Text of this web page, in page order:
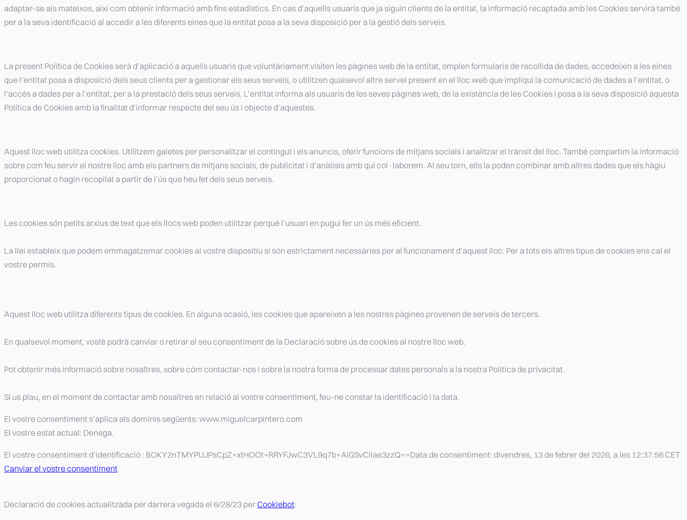
adaptar-se als mateixos, així com obtenir informació amb fins estadístics. En cas d’aquells usuaris que ja siguin clients de la entitat, la informació recaptada amb les Cookies servirà també
per a la seva identificació al accedir a les diferents eines que la entitat posa a la seva disposició per a la gestió dels serveis.
La present Política de Cookies serà d’aplicació a aquells usuaris que voluntàriament visiten les pàgines web de la entitat, omplen formularis de recollida de dades, accedeixin a les eines
que l’entitat posa a disposició dels seus clients per a gestionar els seus serveis, o utilitzen qualsevol altre servei present en el lloc web que impliqui la comunicació de dades a l’entitat, o
l’accés a dades per a l’entitat, per a la prestació dels seus serveis. L’entitat informa als usuaris de les seves pàgines web, de la existència de les Cookies i posa a la seva disposició aquesta
Política de Cookies amb la finalitat d’informar respecte del seu ús i objecte d’aquestes.
Aquest lloc web utilitza cookies. Utilitzem galetes per personalitzar el contingut i els anuncis, oferir funcions de mitjans socials i analitzar el trànsit del lloc. També compartim la informació
sobre com feu servir el nostre lloc amb els partners de mitjans socials, de publicitat i d’anàlisis amb qui col·laborem. Al seu torn, ells la poden combinar amb altres dades que els hàgiu
proporcionat o hagin recopilat a partir de l’ús que heu fet dels seus serveis.
Les cookies són petits arxius de text que els llocs web poden utilitzar perquè l’usuari en pugui fer un ús més eficient.
La llei estableix que podem emmagatzemar cookies al vostre dispositiu si són estrictament necessàries per al funcionament d’aquest lloc. Per a tots els altres tipus de cookies ens cal el
vostre permís.
Aquest lloc web utilitza diferents tipus de cookies. En alguna ocasió, les cookies que apareixen a les nostres pàgines provenen de serveis de tercers.
En qualsevol moment, vostè podrà canviar o retirar el seu consentiment de la Declaració sobre ús de cookies al nostre lloc web.
Pot obtenir més informació sobre nosaltres, sobre cóm contactar-nos i sobre la nostra forma de processar dates personals a la nostra Política de privacitat.
Si us plau, en el moment de contactar amb nosaltres en relació al vostre consentiment, feu-ne constar la identificació i la data.
El vostre consentiment s’aplica als dominis següents: www.miguelcarpintero.com
El vostre estat actual: Denega.
El vostre consentiment d’identificació : BOKY2nTMYPUJPsCpZ+xtHOOt+RRYFJwC3VL9q7b+AiGSvCIiae3zzQ==Data de consentiment: divendres, 13 de febrer del 2026, a les 12:37:56 CET
Canviar el vostre consentiment
Declaració de cookies actualitzada per darrera vegada el 6/28/23 per Cookiebot: